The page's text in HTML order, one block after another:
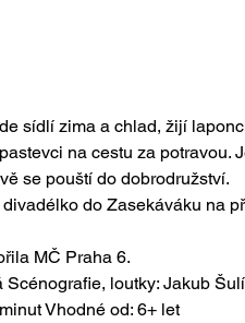
sídlí zima a chlad, žijí
na cestu za potravou.
se pouští do dobrodružství.
do Zasekáváku na
MČ Praha 6.
Scénografie, loutky: Jakub
Vhodné od: 6+ let